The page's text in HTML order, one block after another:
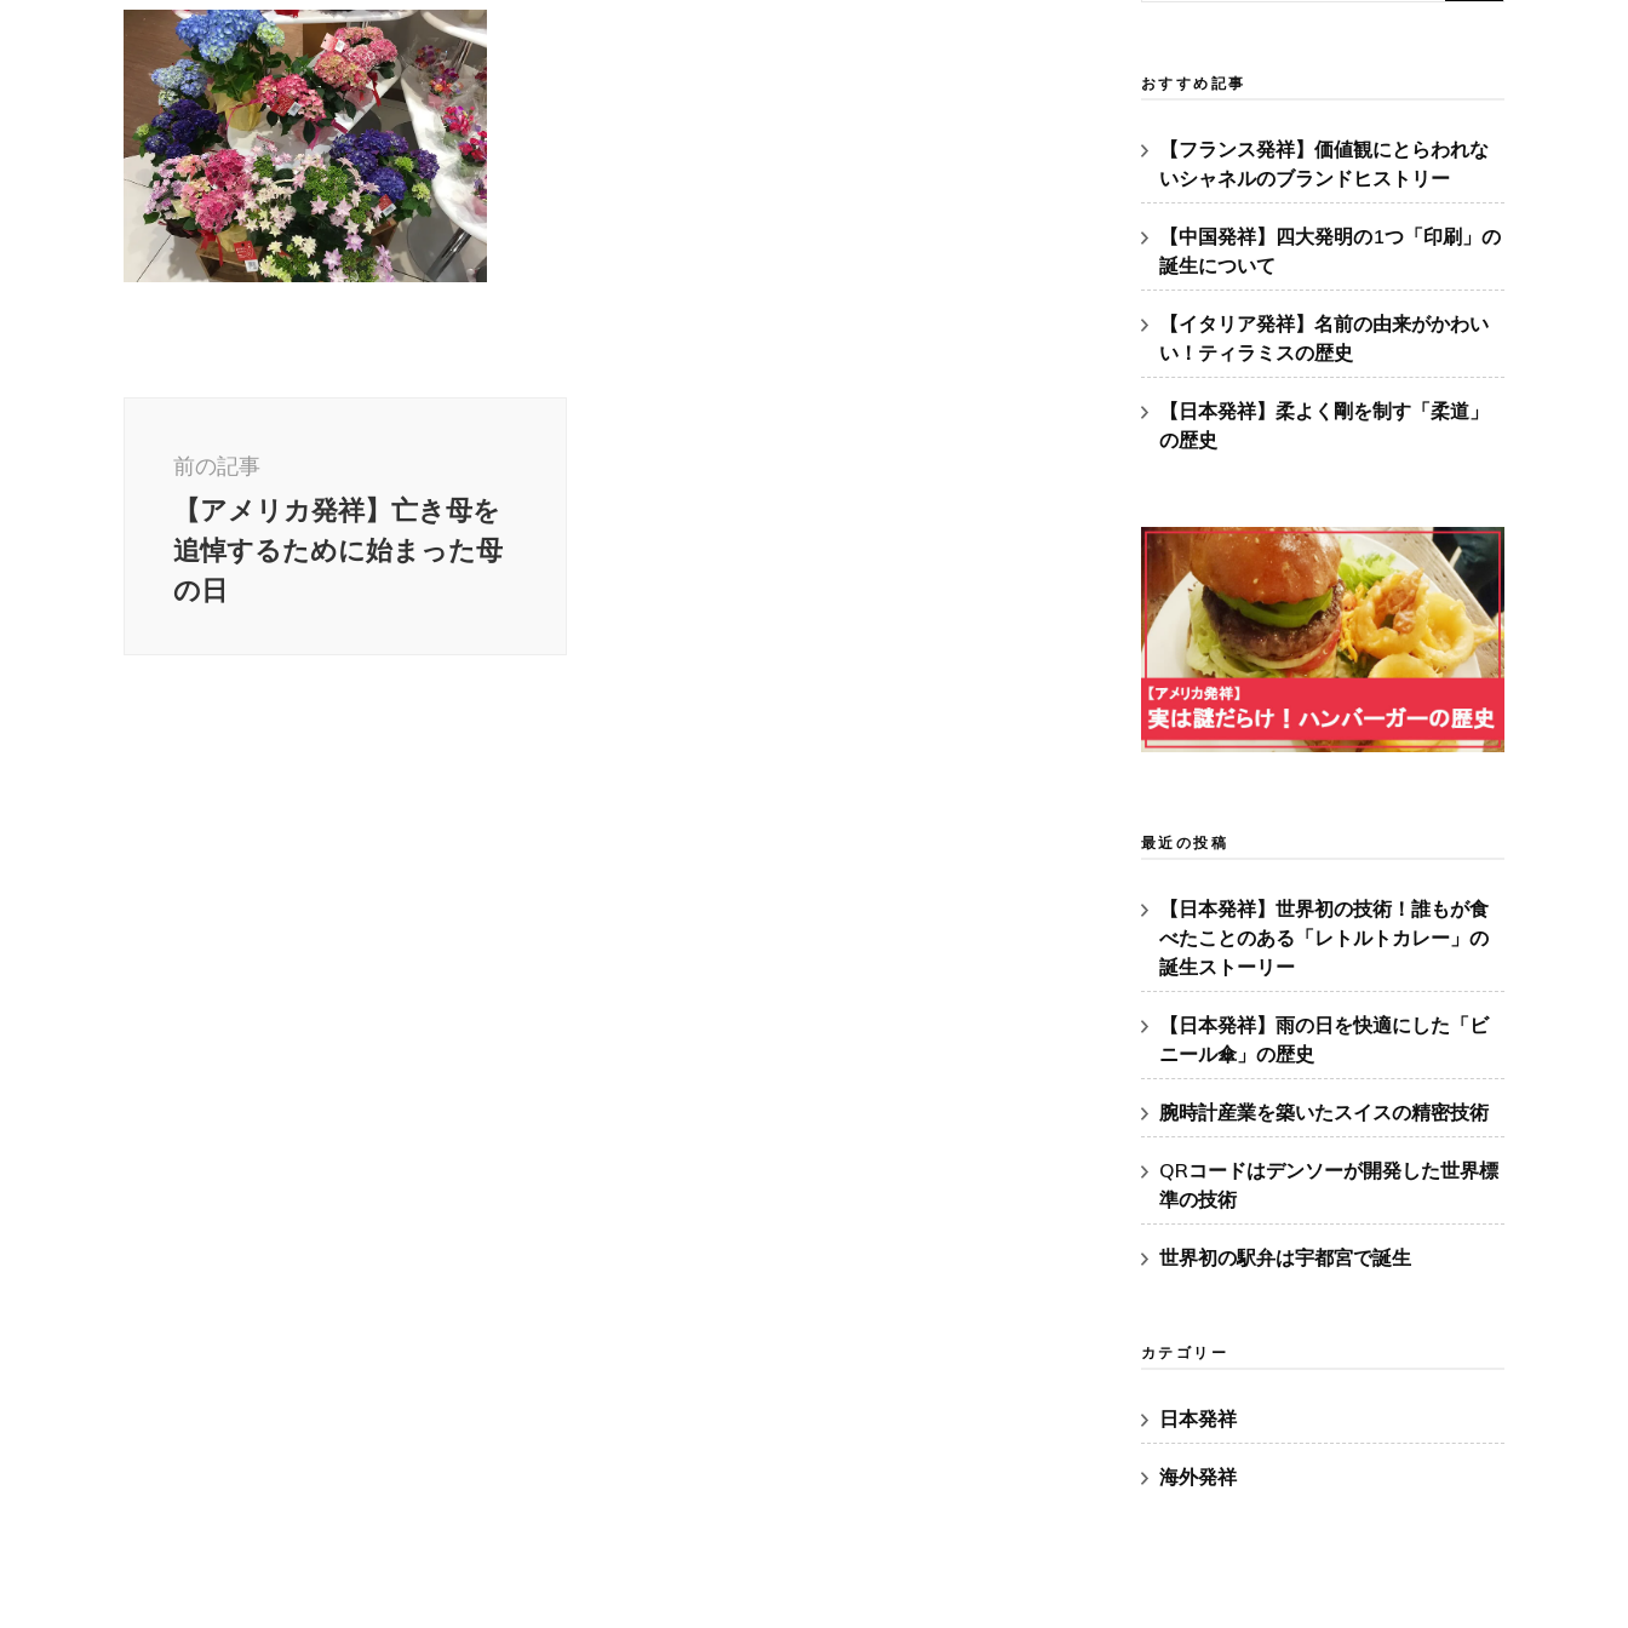
前の記事
【アメリカ発祥】亡き母を
追悼するために始まった母
の日
索:
おすすめ記事
【フランス発祥】価値観にとらわれな
いシャネルのブランドヒストリー
【中国発祥】四大発明の1つ「印刷」の
誕生について
【イタリア発祥】名前の由来がかわい
い！ティラミスの歴史
【日本発祥】柔よく剛を制す「柔道」
の歴史
最近の投稿
【日本発祥】世界初の技術！誰もが食
べたことのある「レトルトカレー」の
誕生ストーリー
【日本発祥】雨の日を快適にした「ビ
ニール傘」の歴史
腕時計産業を築いたスイスの精密技術
QRコードはデンソーが開発した世界標
準の技術
世界初の駅弁は宇都宮で誕生
カテゴリー
日本発祥
海外発祥